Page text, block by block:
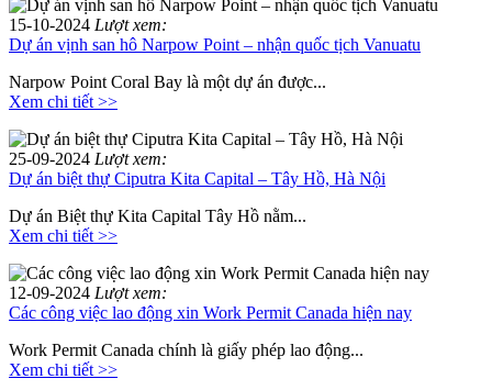
15-10-2024 Lượt xem:
Dự án vịnh san hô Narpow Point – nhận quốc tịch Vanuatu
Narpow Point Coral Bay là một dự án được...
Xem chi tiết >>
25-09-2024 Lượt xem:
Dự án biệt thự Ciputra Kita Capital – Tây Hồ, Hà Nội
Dự án Biệt thự Kita Capital Tây Hồ nằm...
Xem chi tiết >>
12-09-2024 Lượt xem:
Các công việc lao động xin Work Permit Canada hiện nay
Work Permit Canada chính là giấy phép lao động...
Xem chi tiết >>